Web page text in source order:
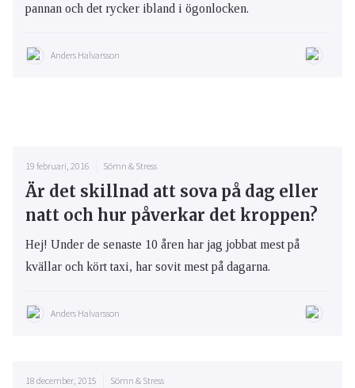
pannan och det rycker ibland i ögonlocken.
Anders Halvarsson
19 februari, 2016 Sömn & Stress
Är det skillnad att sova på dag eller
natt och hur påverkar det kroppen?
Hej! Under de senaste 10 åren har jag jobbat mest på
kvällar och kört taxi, har sovit mest på dagarna.
Anders Halvarsson
18 december, 2015 Sömn & Stress